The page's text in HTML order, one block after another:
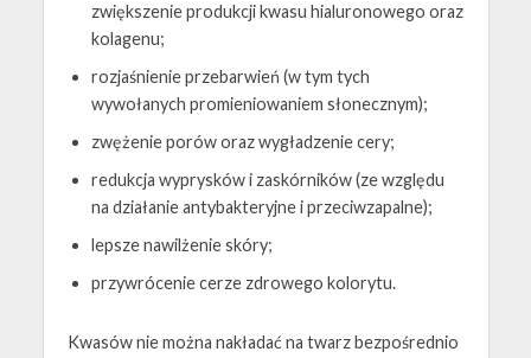
zwiększenie produkcji kwasu hialuronowego oraz
kolagenu;
rozjaśnienie przebarwień (w tym tych
wywołanych promieniowaniem słonecznym);
zwężenie porów oraz wygładzenie cery;
redukcja wyprysków i zaskórników (ze względu
na działanie antybakteryjne i przeciwzapalne);
lepsze nawilżenie skóry;
przywrócenie cerze zdrowego kolorytu.
Kwasów nie można nakładać na twarz bezpośrednio